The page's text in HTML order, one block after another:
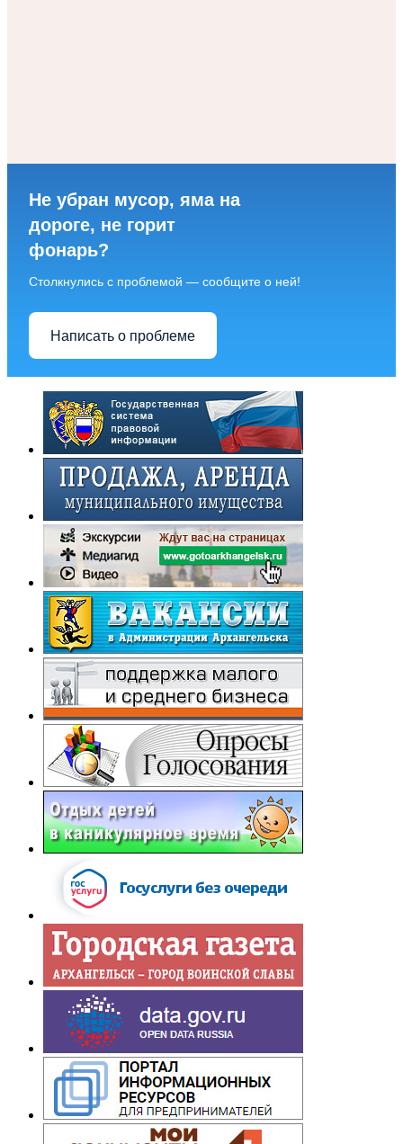
Не убран мусор, яма на
дороге, не горит
фонарь?
Столкнулись с проблемой — сообщите о ней!
Написать о проблеме